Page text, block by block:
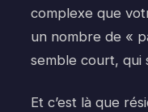
complexe que
un nombre de «
semble court, qui
Et c’est là que